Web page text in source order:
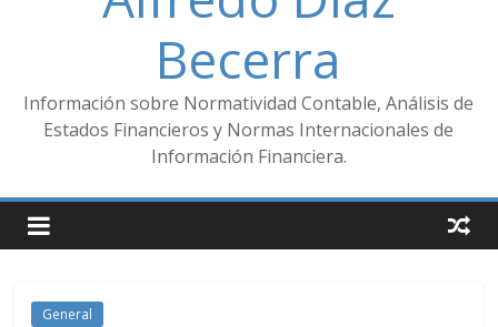
Becerra
Información sobre Normatividad Contable, Análisis de
Estados Financieros y Normas Internacionales de
Información Financiera.
General